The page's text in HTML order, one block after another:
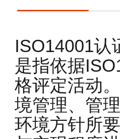
ISO14001认
是指依据
格评定活动
境管理、管
环境方针所